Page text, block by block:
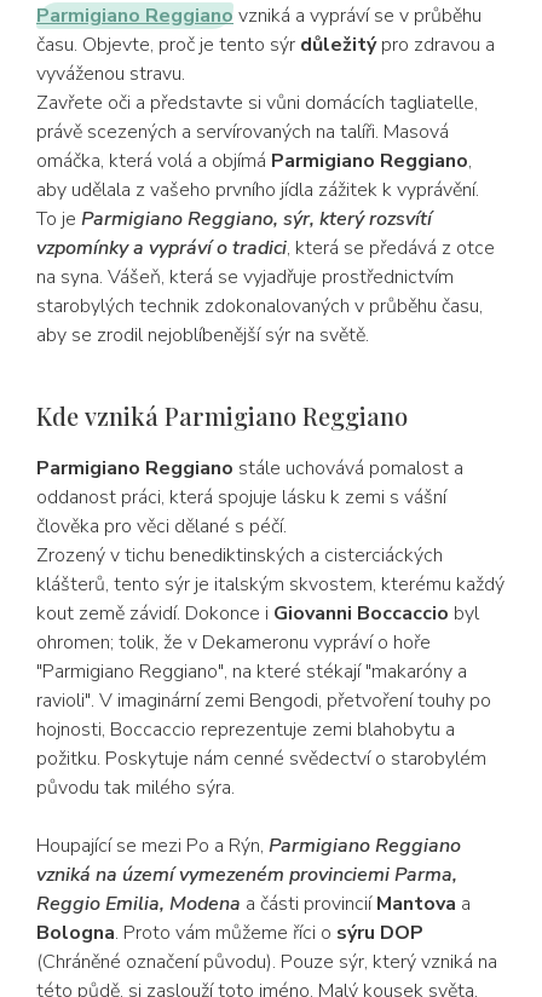
Parmigiano Reggianovzniká a vypráví se v průběhu
času. Objevte, proč je tento sýr důležitýpro zdravou a
vyváženou stravu.
Zavřete oči a představte si vůni domácích tagliatelle,
právě scezených a servírovaných na talíři. Masová
omáčka, která volá a objímá Parmigiano Reggiano,
aby udělala z vašeho prvního jídla zážitek k vyprávění.
To je Parmigiano Reggiano, sýr, který rozsvítí
vzpomínky a vypráví o tradici, která se předává z otce
na syna. Vášeň, která se vyjadřuje prostřednictvím
starobylých technik zdokonalovaných v průběhu času,
aby se zrodil nejoblíbenější sýr na světě.
Kde vzniká Parmigiano Reggiano
Parmigiano Reggiano stále uchovává pomalost a
oddanost práci, která spojuje lásku k zemi s vášní
člověka pro věci dělané s péčí.
Zrozený v tichu benediktinských a cisterciáckých
klášterů, tento sýr je italským skvostem, kterému každý
kout země závidí. Dokonce i Giovanni Boccaccio byl
ohromen; tolik, že v Dekameronu vypráví o hoře
"Parmigiano Reggiano", na které stékají "makaróny a
ravioli". V imaginární zemi Bengodi, přetvoření touhy po
hojnosti, Boccaccio reprezentuje zemi blahobytu a
požitku. Poskytuje nám cenné svědectví o starobylém
původu tak milého sýra.
Houpající se mezi Po a Rýn, Parmigiano Reggiano
vzniká na území vymezeném provinciemiParma,
Reggio Emilia, Modena a části provinciíMantova a
Bologna. Proto vám můžeme říci o sýru DOP
(Chráněné označení původu). Pouze sýr, který vzniká na
této půdě, si zaslouží toto jméno. Malý kousek světa,